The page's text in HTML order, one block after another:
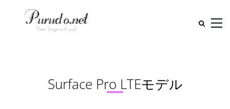
Surface Pro LTEモデル